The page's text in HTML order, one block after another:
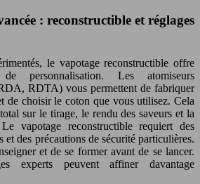
: reconstructible et réglages
le vapotage reconstructible offre
personnalisation. Les atomiseurs
RDTA) vous permettent de fabriquer
de choisir le coton que vous utilisez. Cela
sur le tirage, le rendu des saveurs et la
vapotage reconstructible requiert des
et des précautions de sécurité particulières.
et de se former avant de se lancer.
experts peuvent affiner davantage